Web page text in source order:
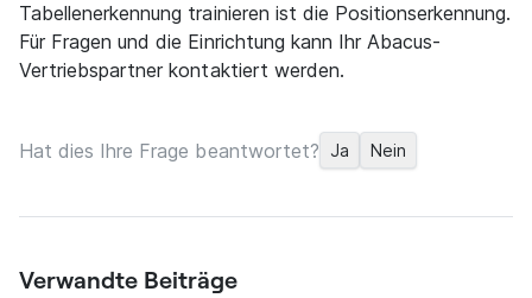
Tabellenerkennung trainieren ist die Positionserkennung.
Für Fragen und die Einrichtung kann Ihr Abacus-
Vertriebspartner kontaktiert werden.
Hat dies Ihre Frage beantwortet? Ja Nein
Verwandte Beiträge